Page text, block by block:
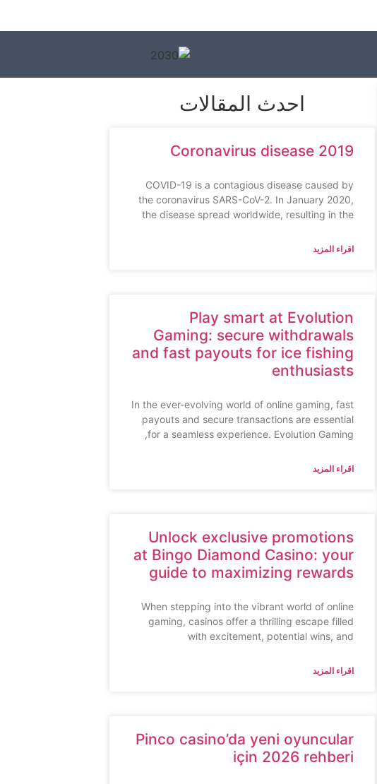
احدث المقالات
Coronavirus disease 2019
COVID-19 is a contagious disease caused by
the coronavirus SARS-CoV-2. In January 2020,
the disease spread worldwide, resulting in the
اقراء المزيد
Play smart at Evolution
Gaming: secure withdrawals
and fast payouts for ice fishing
enthusiasts
In the ever-evolving world of online gaming, fast
payouts and secure transactions are essential
for a seamless experience. Evolution Gaming,
اقراء المزيد
Unlock exclusive promotions
at Bingo Diamond Casino: your
guide to maximizing rewards
When stepping into the vibrant world of online
gaming, casinos offer a thrilling escape filled
with excitement, potential wins, and
اقراء المزيد
Pinco casino’da yeni oyuncular
için 2026 rehberi